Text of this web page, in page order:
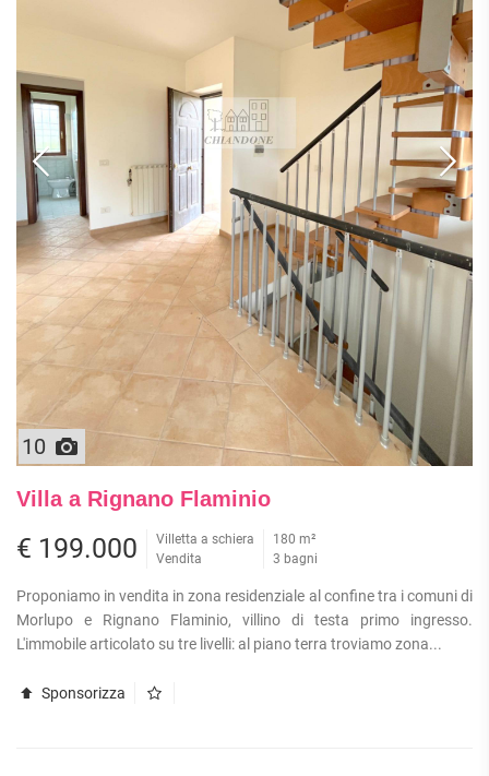
10
Villa a Rignano Flaminio
€ 199.000
Villetta a schiera
Vendita
180 m²
3 bagni
Proponiamo in vendita in zona residenziale al confine tra i comuni di
Morlupo e Rignano Flaminio, villino di testa primo ingresso.
L'immobile articolato su tre livelli: al piano terra troviamo zona...
Sponsorizza